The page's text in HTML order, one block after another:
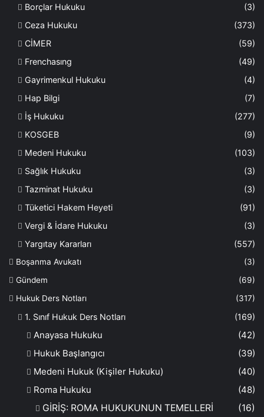
Borçlar Hukuku
(3)
Ceza Hukuku
(373)
CİMER
(59)
Frenchasıng
(49)
Gayrimenkul Hukuku
(4)
Hap Bilgi
(7)
İş Hukuku
(277)
KOSGEB
(9)
Medeni Hukuku
(103)
Sağlık Hukuku
(3)
Tazminat Hukuku
(3)
Tüketici Hakem Heyeti
(91)
Vergi & İdare Hukuku
(3)
Yargıtay Kararları
(557)
Boşanma Avukatı
(3)
Gündem
(69)
Hukuk Ders Notları
(317)
1. Sınıf Hukuk Ders Notları (169)
Anayasa Hukuku
(42)
Hukuk Başlangıcı
(39)
Medeni Hukuk (Kişiler Hukuku)
(40)
Roma Hukuku
(48)
GİRİŞ: ROMA HUKUKUNUN TEMELLERİ
(16)